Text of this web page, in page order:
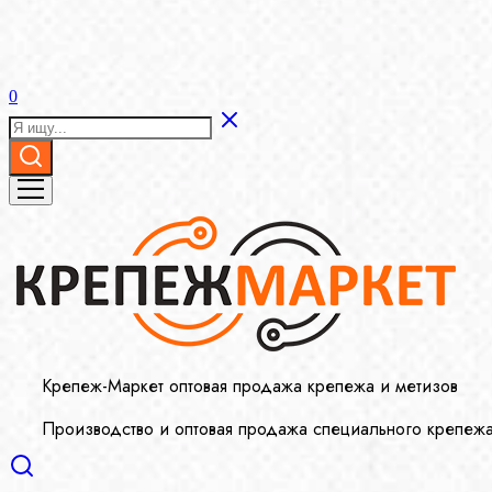
0
Крепеж-Маркет оптовая продажа крепежа и метизов
Производство и оптовая продажа специального